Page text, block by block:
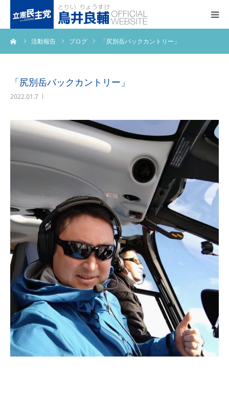
活動報告 ブログ 「尻別岳バックカントリー」
「尻別岳バックカントリー」
2022.01.7
トップページ
プロフィール
事務所アクセス